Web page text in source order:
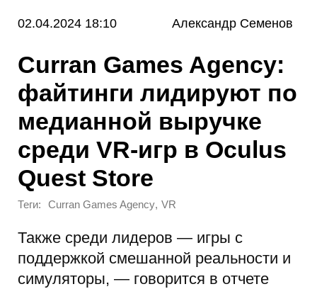
02.04.2024 18:10 Александр Семенов
Curran Games Agency:
файтинги лидируют по
медианной выручке
среди VR-игр в Oculus
Quest Store
Теги: Curran Games Agency, VR
Также среди лидеров — игры с
поддержкой смешанной реальности и
симуляторы, — говорится в отчете